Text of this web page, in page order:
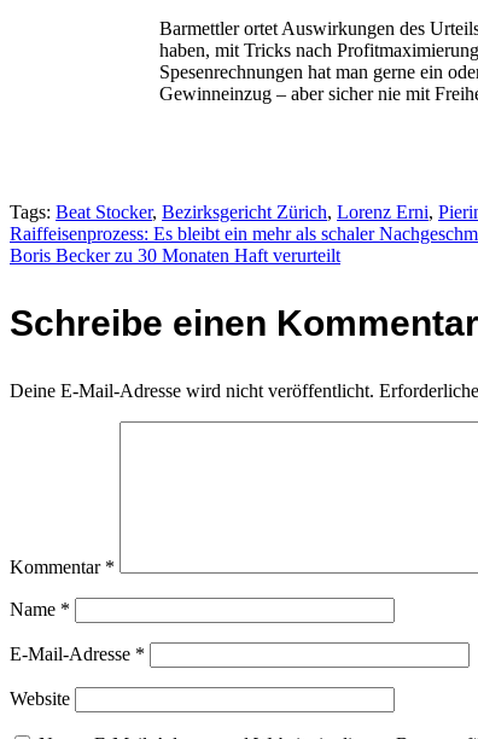
Barmettler ortet Auswirkungen des
haben, mit Tricks nach
Spesenrechnungen hat man gerne ein
Gewinneinzug – aber sicher nie mit
Tags: Beat Stocker, Bezirksgericht Zürich, Lorenz Erni,
Beitragsnavigation
Raiffeisenprozess: Es bleibt ein mehr als schaler
Boris Becker zu 30 Monaten Haft verurteilt
Schreibe einen Kommentar
Deine E-Mail-Adresse wird nicht veröffentlicht.
Kommentar *
Name *
E-Mail-Adresse *
Website